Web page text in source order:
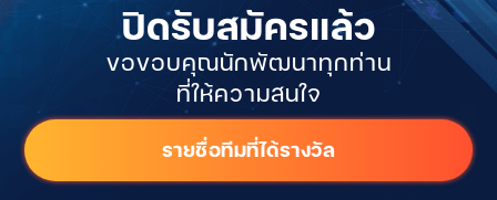
ปิดรับสมัครแล้ว
ขอขอบคุณนักพัฒนาทุกท่าน
ที่ให้ความสนใจ
รายชื่อทีมที่ได้รางวัล